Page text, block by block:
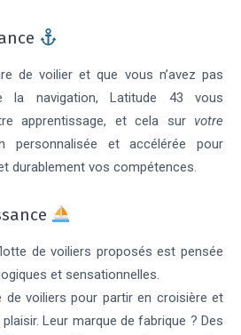
de voilier et que vous n’avez pas
navigation, Latitude 43 vous
apprentissage, et cela sur votre
personnalisée et accélérée pour
durablement vos compétences.
de voiliers proposés est pensée
et sensationnelles.
voiliers pour partir en croisière et
Leur marque de fabrique ? Des